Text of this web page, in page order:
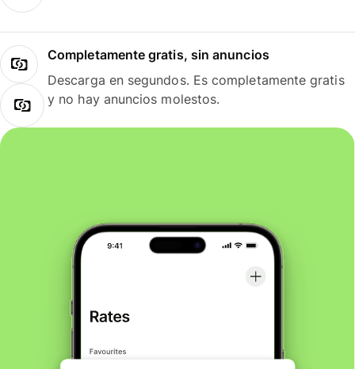
Completamente gratis, sin anuncios
Descarga en segundos. Es completamente gratis
y no hay anuncios molestos.